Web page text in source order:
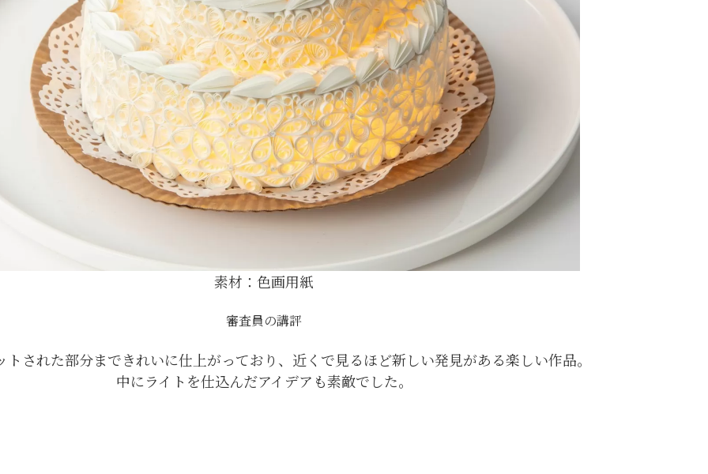
素材：色画用紙
審査員の講評
トされた部分まできれいに仕上がっており、近くで見るほど新しい発見がある楽しい作品。
中にライトを仕込んだアイデアも素敵でした。